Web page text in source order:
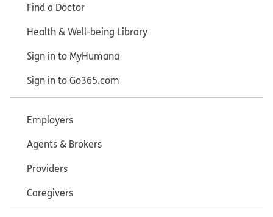
Find a Doctor
Health & Well-being Library
Sign in to MyHumana
Sign in to Go365.com
Employers
Agents & Brokers
Providers
Caregivers